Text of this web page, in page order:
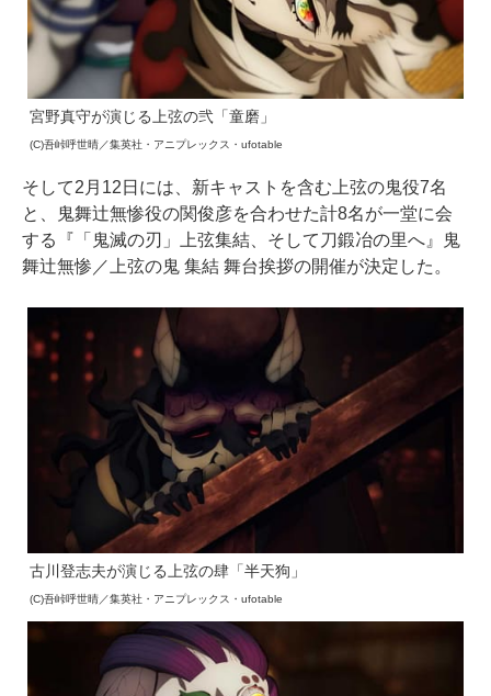
宮野真守が演じる上弦の弐「童磨」
(C)吾峠呼世晴／集英社・アニプレックス・ufotable
そして2月12日には、新キャストを含む上弦の鬼役7名
と、鬼舞辻無惨役の関俊彦を合わせた計8名が一堂に会
する『「鬼滅の刃」上弦集結、そして刀鍛冶の里へ』鬼
舞辻無惨／上弦の鬼 集結 舞台挨拶の開催が決定した。
古川登志夫が演じる上弦の肆「半天狗」
(C)吾峠呼世晴／集英社・アニプレックス・ufotable